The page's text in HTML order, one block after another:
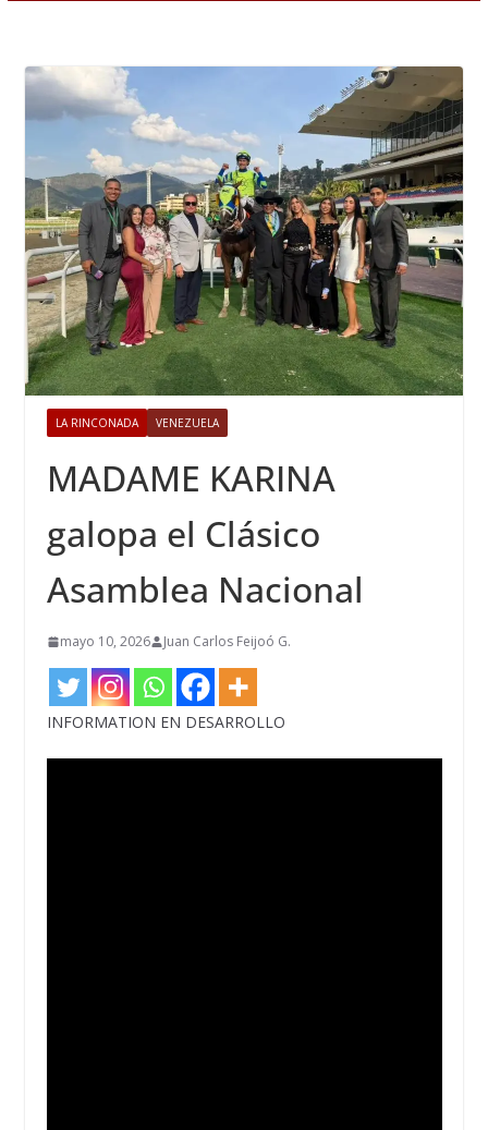
LA RINCONADA VENEZUELA
MADAME KARINA
galopa el Clásico
Asamblea Nacional
mayo 10, 2026 Juan Carlos Feijoó G.
INFORMATION EN DESARROLLO